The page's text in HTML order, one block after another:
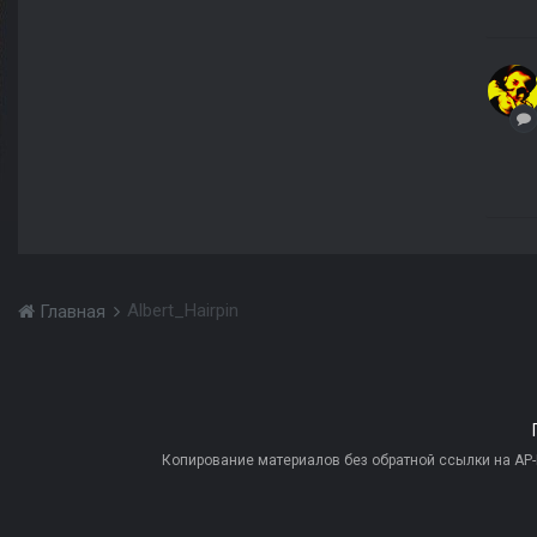
Главная Albert_Hairpin
Копирование материалов без обратной ссылки на